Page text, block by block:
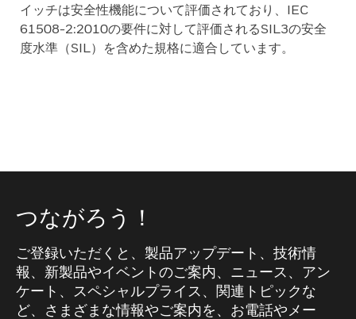
イッチは安全性機能について評価されており、IEC
61508-2:2010の要件に対して評価されるSIL3の安全
度水準（SIL）を含めた規格に適合しています。
つながろう！
ご登録いただくと、製品アップデート、技術情
報、新製品やイベントのご案内、ニュース、アン
ケート、スペシャルプライス、関連トピックな
ど、さまざまな情報やご案内を、お電話やメー